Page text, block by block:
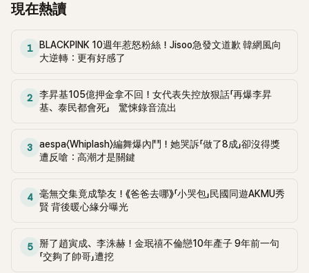
現在熱讀
1
BLACKPINK 10週年惹怒粉絲！Jisoo急發文道歉 韓網風向
大逆轉：更有好感了
2
李昇基105億押金拿不回！女代表失控放狠話「再爆李昇
基、泰民都會死」 驚悚錄音流出
3
aespa〈Whiplash〉編舞爆內鬥！她哭訴「做了8成」卻沒得獎
遭反嗆：高潮才是關鍵
4
毫無交集竟成摯友！《爸爸去哪》「小哭包」民國同遊AKMU秀
賢 背後暖心緣分曝光
5
掰了趙寅成、李洙赫！金珉禧不倫戀10年產子 9年前一句
「交夠了帥哥」遭挖